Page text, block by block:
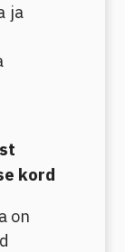
ja
kord
on